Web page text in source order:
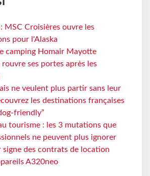
MSC Croisières ouvre les
pour l'Alaska
camping Homair Mayotte
rouvre ses portes après les
ne veulent plus partir sans leur
les destinations françaises
friendly”
tourisme : les 3 mutations que
ne peuvent plus ignorer
signe des contrats de location
A320neo